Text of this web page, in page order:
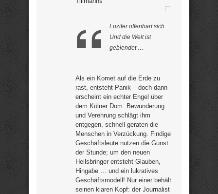
Luzifer offenbart sich.
Und die Welt ist
geblendet …
Als ein Komet auf die Erde zu
rast, entsteht Panik – doch dann
erscheint ein echter Engel über
dem Kölner Dom. Bewunderung
und Verehrung schlägt ihm
entgegen, schnell geraten die
Menschen in Verzückung. Findige
Geschäftsleute nutzen die Gunst
der Stunde; um den neuen
Heilsbringer entsteht Glauben,
Hingabe … und ein lukratives
Geschäftsmodell! Nur einer behält
seinen klaren Kopf: der Journalist